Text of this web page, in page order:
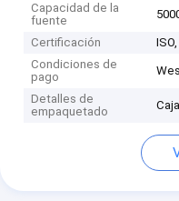
Capacidad de la
fuente
Certificación
Condiciones de
pago
Detalles de
empaquetado